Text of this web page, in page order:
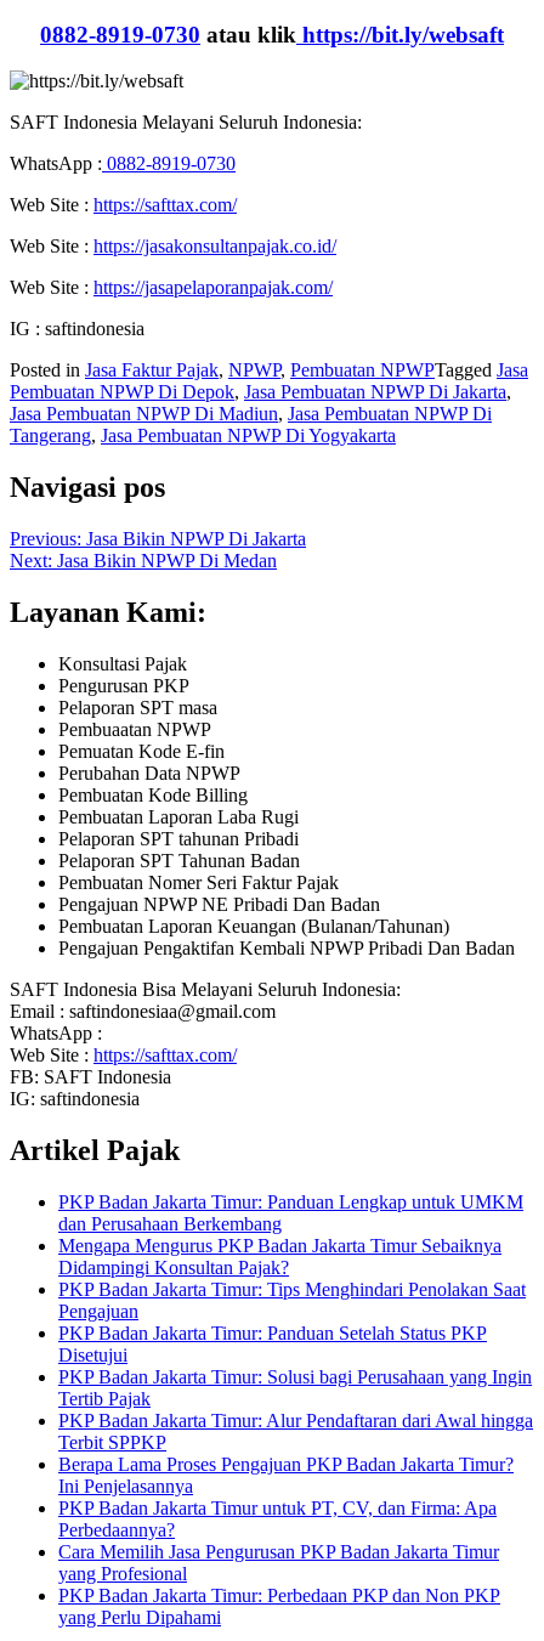
0882-8919-0730 atau klik https://bit.ly/websaft
SAFT Indonesia Melayani Seluruh Indonesia:
WhatsApp : 0882-8919-0730
Web Site : https://safttax.com/
Web Site : https://jasakonsultanpajak.co.id/
Web Site : https://jasapelaporanpajak.com/
IG : saftindonesia
Posted in Jasa Faktur Pajak, NPWP, Pembuatan NPWPTagged Jasa
Pembuatan NPWP Di Depok, Jasa Pembuatan NPWP Di Jakarta,
Jasa Pembuatan NPWP Di Madiun, Jasa Pembuatan NPWP Di
Tangerang, Jasa Pembuatan NPWP Di Yogyakarta
Navigasi pos
Previous: Jasa Bikin NPWP Di Jakarta
Next: Jasa Bikin NPWP Di Medan
Layanan Kami:
Konsultasi Pajak
Pengurusan PKP
Pelaporan SPT masa
Pembuaatan NPWP
Pemuatan Kode E-fin
Perubahan Data NPWP
Pembuatan Kode Billing
Pembuatan Laporan Laba Rugi
Pelaporan SPT tahunan Pribadi
Pelaporan SPT Tahunan Badan
Pembuatan Nomer Seri Faktur Pajak
Pengajuan NPWP NE Pribadi Dan Badan
Pembuatan Laporan Keuangan (Bulanan/Tahunan)
Pengajuan Pengaktifan Kembali NPWP Pribadi Dan Badan
SAFT Indonesia Bisa Melayani Seluruh Indonesia:
Email : saftindonesiaa@gmail.com
WhatsApp :
Web Site : https://safttax.com/
FB: SAFT Indonesia
IG: saftindonesia
Artikel Pajak
PKP Badan Jakarta Timur: Panduan Lengkap untuk UMKM
dan Perusahaan Berkembang
Mengapa Mengurus PKP Badan Jakarta Timur Sebaiknya
Didampingi Konsultan Pajak?
PKP Badan Jakarta Timur: Tips Menghindari Penolakan Saat
Pengajuan
PKP Badan Jakarta Timur: Panduan Setelah Status PKP
Disetujui
PKP Badan Jakarta Timur: Solusi bagi Perusahaan yang Ingin
Tertib Pajak
PKP Badan Jakarta Timur: Alur Pendaftaran dari Awal hingga
Terbit SPPKP
Berapa Lama Proses Pengajuan PKP Badan Jakarta Timur?
Ini Penjelasannya
PKP Badan Jakarta Timur untuk PT, CV, dan Firma: Apa
Perbedaannya?
Cara Memilih Jasa Pengurusan PKP Badan Jakarta Timur
yang Profesional
PKP Badan Jakarta Timur: Perbedaan PKP dan Non PKP
yang Perlu Dipahami